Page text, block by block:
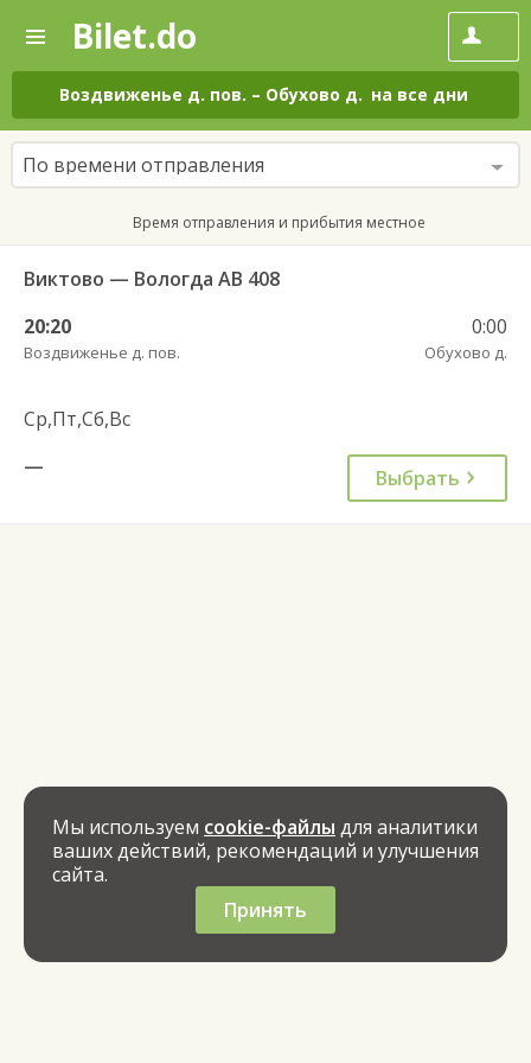
—
Поиск
и
покупка
билетов
на
автобус
онлайн
Bilet.do
Воздвиженье д. пов. – Обухово д. на все дни
По времени отправления
Время отправления и прибытия местное
Виктово — Вологда АВ 408
20:20
Воздвиженье д. пов.
0:00
Обухово д.
Ср,Пт,Сб,Вс
—
Выбрать
Мы используем cookie-файлы для аналитики
ваших действий, рекомендаций и улучшения
сайта.
Принять